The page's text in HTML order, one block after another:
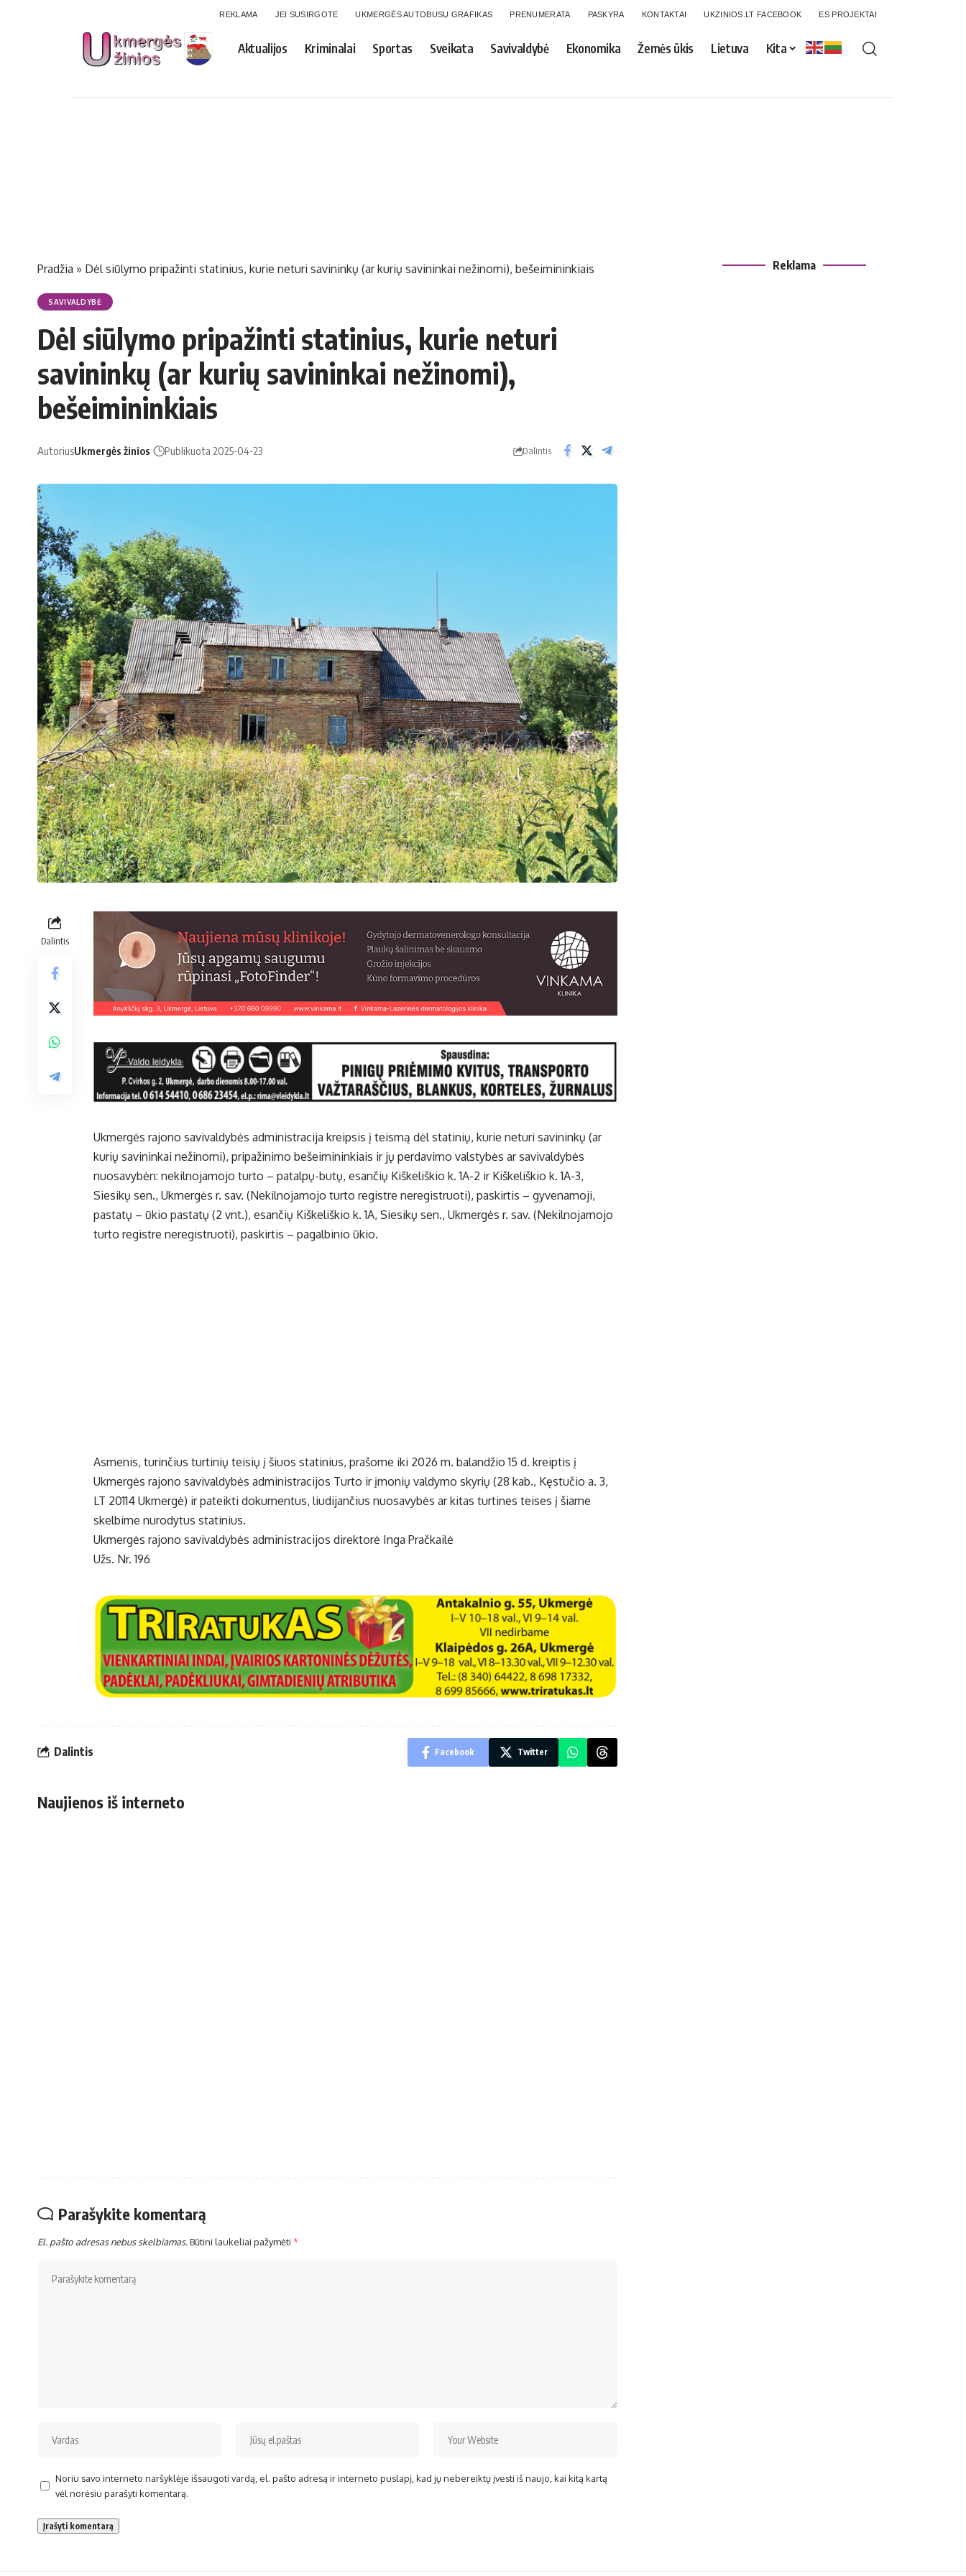
REKLAMA JEI SUSIRGOTE UKMERGĖS AUTOBUSŲ GRAFIKAS PRENUMERATA PASKYRA KONTAKTAI UKZINIOS.LT FACEBOOK ES PROJEKTAI
Aktualijos Kriminalai Sportas Sveikata Savivaldybė Ekonomika Žemės ūkis Lietuva Kita
Pradžia » Dėl siūlymo pripažinti statinius, kurie neturi savininkų (ar kurių savininkai nežinomi), bešeimininkiais
SAVIVALDYBĖ
Dėl siūlymo pripažinti statinius, kurie neturi
savininkų (ar kurių savininkai nežinomi),
bešeimininkiais
AutoriusUkmergės žinios Publikuota 2025-04-23 Dalintis
Dalintis
Ukmergės rajono savivaldybės administracija kreipsis į teismą dėl statinių, kurie neturi savininkų (ar
kurių savininkai nežinomi), pripažinimo bešeimininkiais ir jų perdavimo valstybės ar savivaldybės
nuosavybėn: nekilnojamojo turto – patalpų-butų, esančių Kiškeliškio k. 1A-2 ir Kiškeliškio k. 1A-3,
Siesikų sen., Ukmergės r. sav. (Nekilnojamojo turto registre neregistruoti), paskirtis – gyvenamoji,
pastatų – ūkio pastatų (2 vnt.), esančių Kiškeliškio k. 1A, Siesikų sen., Ukmergės r. sav. (Nekilnojamojo
turto registre neregistruoti), paskirtis – pagalbinio ūkio.
Asmenis, turinčius turtinių teisių į šiuos statinius, prašome iki 2026 m. balandžio 15 d. kreiptis į
Ukmergės rajono savivaldybės administracijos Turto ir įmonių valdymo skyrių (28 kab., Kęstučio a. 3,
LT 20114 Ukmergė) ir pateikti dokumentus, liudijančius nuosavybės ar kitas turtines teises į šiame
skelbime nurodytus statinius.
Ukmergės rajono savivaldybės administracijos direktorė Inga Pračkailė
Užs. Nr. 196
Dalintis Facebook Twitter
Naujienos iš interneto
Parašykite komentarą
El. pašto adresas nebus skelbiamas.Būtini laukeliai pažymėti *
Noriu savo interneto naršyklėje išsaugoti vardą, el. pašto adresą ir interneto puslapį, kad jų nebereiktų įvesti iš naujo, kai kitą kartą
vėl norėsiu parašyti komentarą.
Reklama